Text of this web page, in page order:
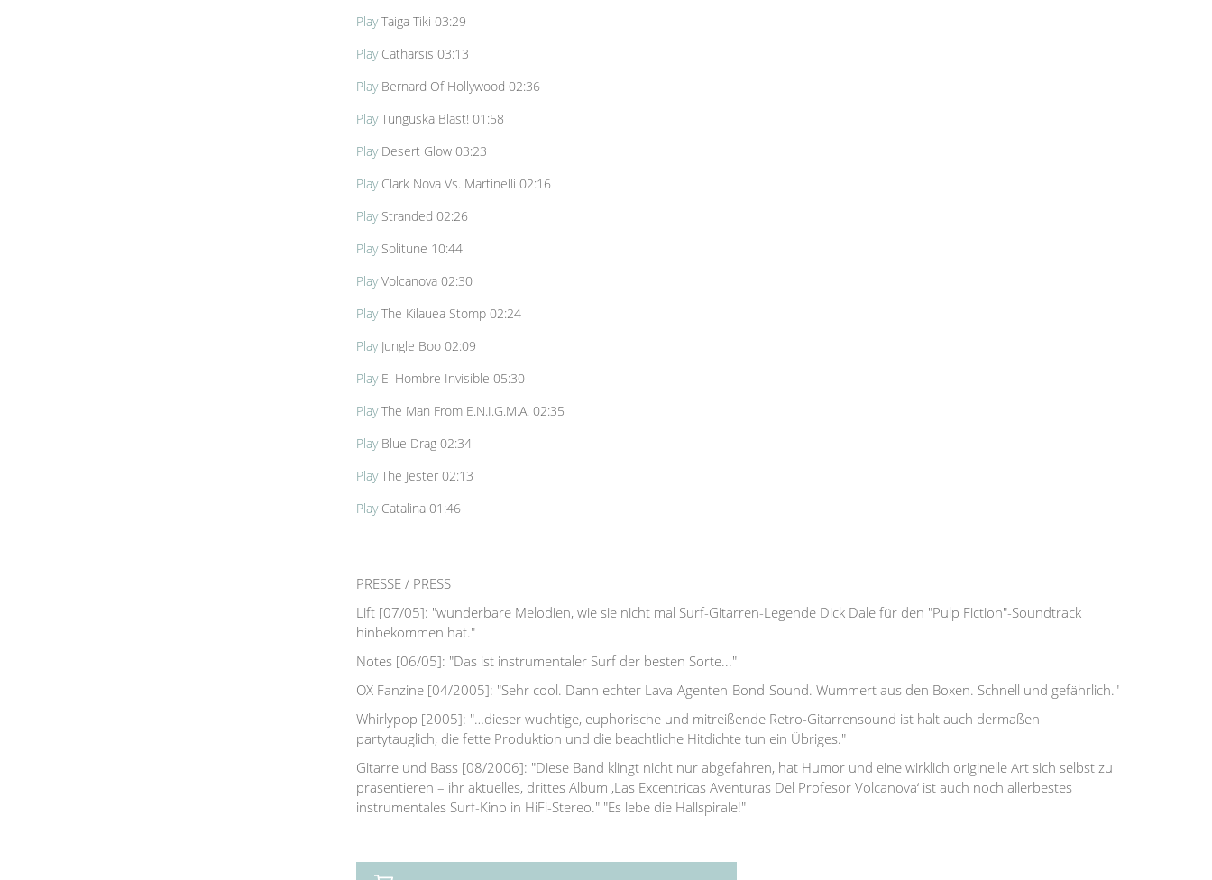
PlayTaiga Tiki 03:29
PlayCatharsis 03:13
PlayBernard Of Hollywood 02:36
PlayTunguska Blast! 01:58
PlayDesert Glow 03:23
PlayClark Nova Vs. Martinelli 02:16
PlayStranded 02:26
PlaySolitune 10:44
PlayVolcanova 02:30
PlayThe Kilauea Stomp 02:24
PlayJungle Boo 02:09
PlayEl Hombre Invisible 05:30
PlayThe Man From E.N.I.G.M.A. 02:35
PlayBlue Drag 02:34
PlayThe Jester 02:13
PlayCatalina 01:46
PRESSE / PRESS
Lift [07/05]: "wunderbare Melodien, wie sie nicht mal Surf-Gitarren-Legende Dick Dale für den "Pulp Fiction"-Soundtrack
hinbekommen hat."
Notes [06/05]: "Das ist instrumentaler Surf der besten Sorte..."
OX Fanzine [04/2005]: "Sehr cool. Dann echter Lava-Agenten-Bond-Sound. Wummert aus den Boxen. Schnell und gefährlich."
Whirlypop [2005]: "…dieser wuchtige, euphorische und mitreißende Retro-Gitarrensound ist halt auch dermaßen
partytauglich, die fette Produktion und die beachtliche Hitdichte tun ein Übriges."
Gitarre und Bass [08/2006]: "Diese Band klingt nicht nur abgefahren, hat Humor und eine wirklich originelle Art sich selbst zu
präsentieren – ihr aktuelles, drittes Album ,Las Excentricas Aventuras Del Profesor Volcanova‘ ist auch noch allerbestes
instrumentales Surf-Kino in HiFi-Stereo." "Es lebe die Hallspirale!"